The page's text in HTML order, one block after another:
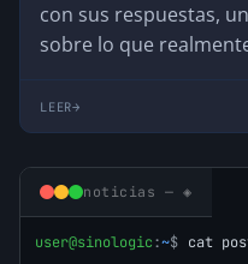
con sus respuestas,
sobre lo que
LEER
noticias — ◈
user@sinologic:~$ cat